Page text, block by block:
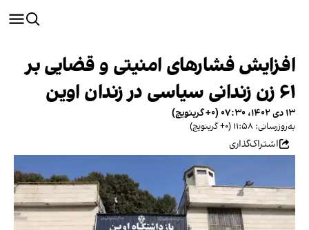
افزایش فشارهای امنیتی و قضایی بر
۶۱ زن زندانی سیاسی در زندان اوین
۱۳ دی ۱۴۰۲، ۰۷:۳۰ (‎+۰ گرینویچ)
به‌روزرسانی: ۱۱:۵۸ (‎+۰ گرینویچ)
اشتراک‌گذاری